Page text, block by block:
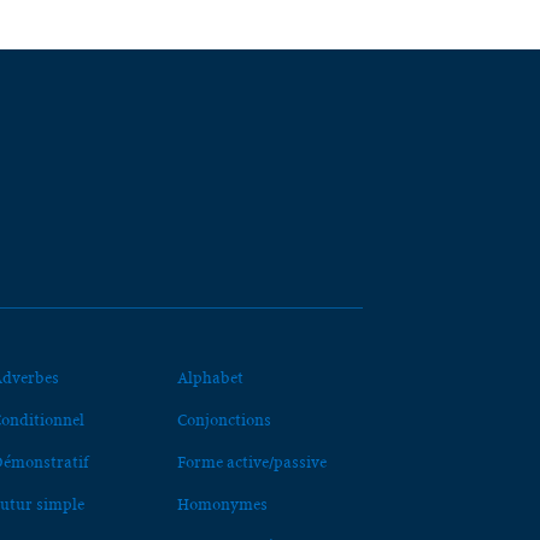
Alphabet
Conjonctions
Forme active/passive
simple Homonymes